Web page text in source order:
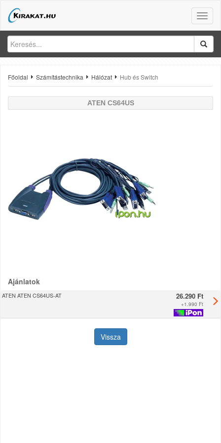
Toggle
Főoldal Számítástechnika Hálózat Hub és Switch
ATEN CS64US
Ajánlatok
ATEN ATEN CS64US-AT 26.290 Ft
+1.990 Ft
Vissza